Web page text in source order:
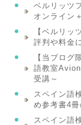
ベルリッツ
オンライン
【ベルリッ
評判や料金
【当ブログ
語教室
受講～
スペイン語
め参考書4冊
スペイン語